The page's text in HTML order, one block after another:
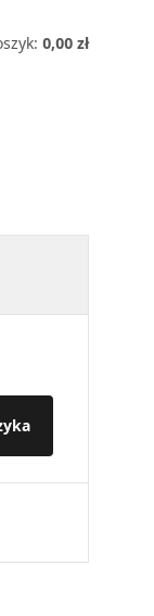
: 0,00 zł